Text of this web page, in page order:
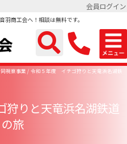
会員ログイン
商工会へ！相談は無料です。
視察事業
令和５年度 イチゴ狩りと天竜浜名湖鉄
りと天竜浜名湖鉄道
の旅